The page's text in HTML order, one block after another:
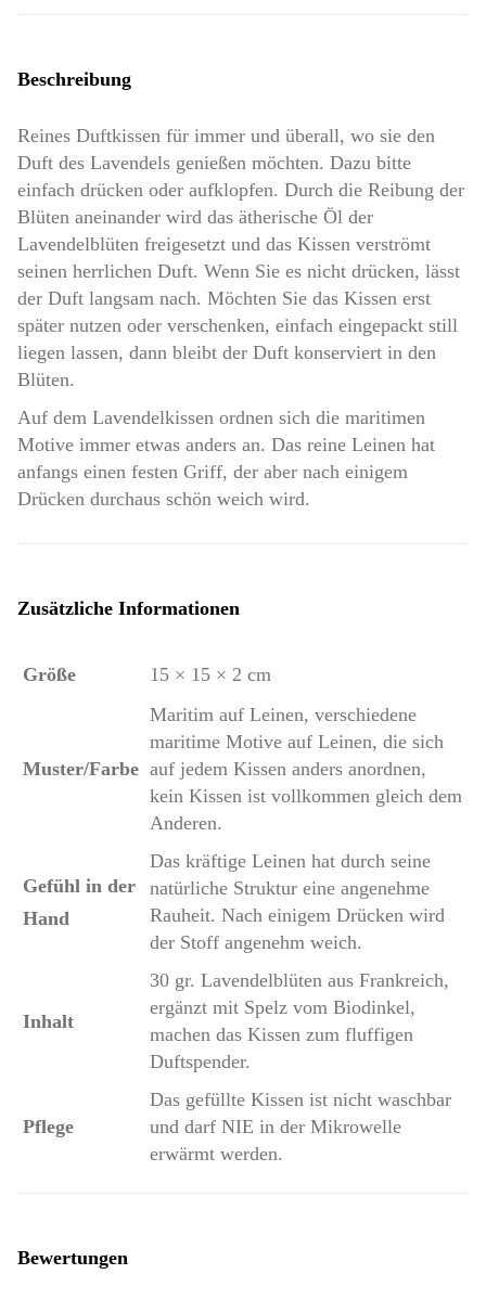
Beschreibung
Reines Duftkissen für immer und überall, wo sie den
Duft des Lavendels genießen möchten. Dazu bitte
einfach drücken oder aufklopfen. Durch die Reibung der
Blüten aneinander wird das ätherische Öl der
Lavendelblüten freigesetzt und das Kissen verströmt
seinen herrlichen Duft. Wenn Sie es nicht drücken, lässt
der Duft langsam nach. Möchten Sie das Kissen erst
später nutzen oder verschenken, einfach eingepackt still
liegen lassen, dann bleibt der Duft konserviert in den
Blüten.
Auf dem Lavendelkissen ordnen sich die maritimen
Motive immer etwas anders an. Das reine Leinen hat
anfangs einen festen Griff, der aber nach einigem
Drücken durchaus schön weich wird.
Zusätzliche Informationen
Größe 15 × 15 × 2 cm
Muster/Farbe
Maritim auf Leinen, verschiedene
maritime Motive auf Leinen, die sich
auf jedem Kissen anders anordnen,
kein Kissen ist vollkommen gleich dem
Anderen.
Gefühl in der
Hand
Das kräftige Leinen hat durch seine
natürliche Struktur eine angenehme
Rauheit. Nach einigem Drücken wird
der Stoff angenehm weich.
Inhalt
30 gr. Lavendelblüten aus Frankreich,
ergänzt mit Spelz vom Biodinkel,
machen das Kissen zum fluffigen
Duftspender.
Pflege
Das gefüllte Kissen ist nicht waschbar
und darf NIE in der Mikrowelle
erwärmt werden.
Bewertungen